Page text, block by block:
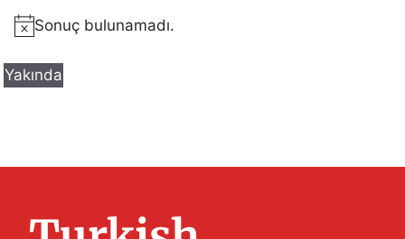
N
o
t
Sonuç bulunamadı.
Yakında
i